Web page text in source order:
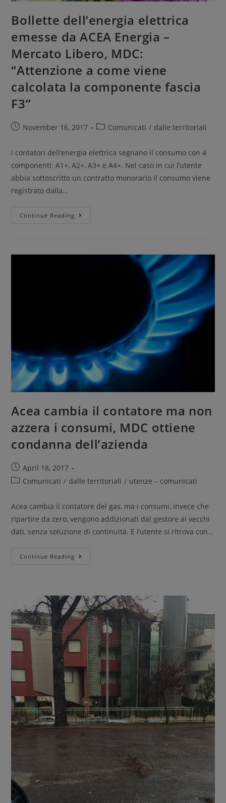
Bollette dell’energia elettrica
emesse da ACEA Energia –
Mercato Libero, MDC:
“Attenzione a come viene
calcolata la componente fascia
F3”
November 16, 2017 Comunicati / dalle territoriali
I contatori dell’energia elettrica segnano il consumo con 4
componenti: A1+, A2+, A3+ e A4+. Nel caso in cui l’utente
abbia sottoscritto un contratto monorario il consumo viene
registrato dalla…
Continue Reading
Acea cambia il contatore ma non
azzera i consumi, MDC ottiene
condanna dell’azienda
April 18, 2017
Comunicati / dalle territoriali / utenze – comunicati
Acea cambia il contatore del gas, ma i consumi, invece che
ripartire da zero, vengono addizionati dal gestore ai vecchi
dati, senza soluzione di continuità. E l’utente si ritrova con…
Continue Reading